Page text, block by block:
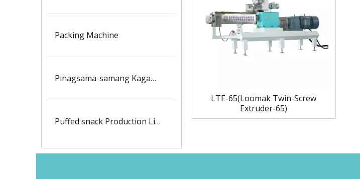
Packing Machine
Pinagsama-samang Kagamitan
Puffed snack Production Line
LTE-65(Loomak Twin-Screw
Extruder-65)